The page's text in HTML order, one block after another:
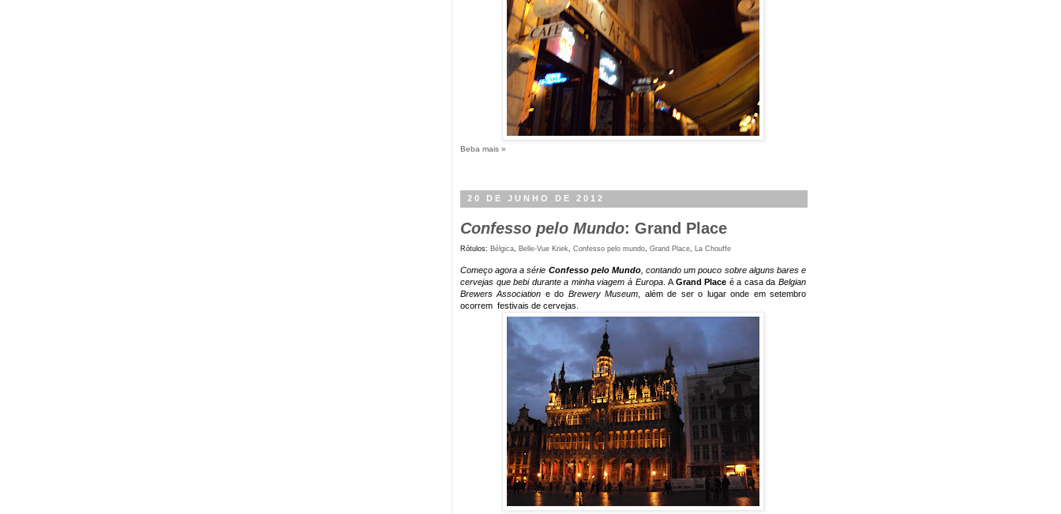
Beba mais »
20 DE JUNHO DE 2012
Confesso pelo Mundo: Grand Place
Rótulos: Bélgica Belle-Vue Kriek Confesso pelo mundo Grand Place La Chouffe
Começo agora a série Confesso pelo Mundo, contando um pouco sobre alguns bares e
cervejas que bebi durante a minha viagem à Europa. A Grand Place é a casa da Belgian
Brewers Association e do Brewery Museum , além de ser o lugar onde em setembro
ocorrem festivais de cervejas.